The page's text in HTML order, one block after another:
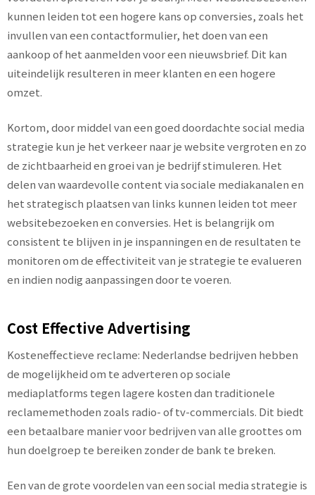
kunnen leiden tot een hogere kans op conversies, zoals het
invullen van een contactformulier, het doen van een
aankoop of het aanmelden voor een nieuwsbrief. Dit kan
uiteindelijk resulteren in meer klanten en een hogere
omzet.
Kortom, door middel van een goed doordachte social media
strategie kun je het verkeer naar je website vergroten en zo
de zichtbaarheid en groei van je bedrijf stimuleren. Het
delen van waardevolle content via sociale mediakanalen en
het strategisch plaatsen van links kunnen leiden tot meer
websitebezoeken en conversies. Het is belangrijk om
consistent te blijven in je inspanningen en de resultaten te
monitoren om de effectiviteit van je strategie te evalueren
en indien nodig aanpassingen door te voeren.
Cost Effective Advertising
Kosteneffectieve reclame: Nederlandse bedrijven hebben
de mogelijkheid om te adverteren op sociale
mediaplatforms tegen lagere kosten dan traditionele
reclamemethoden zoals radio- of tv-commercials. Dit biedt
een betaalbare manier voor bedrijven van alle groottes om
hun doelgroep te bereiken zonder de bank te breken.
Een van de grote voordelen van een social media strategie is